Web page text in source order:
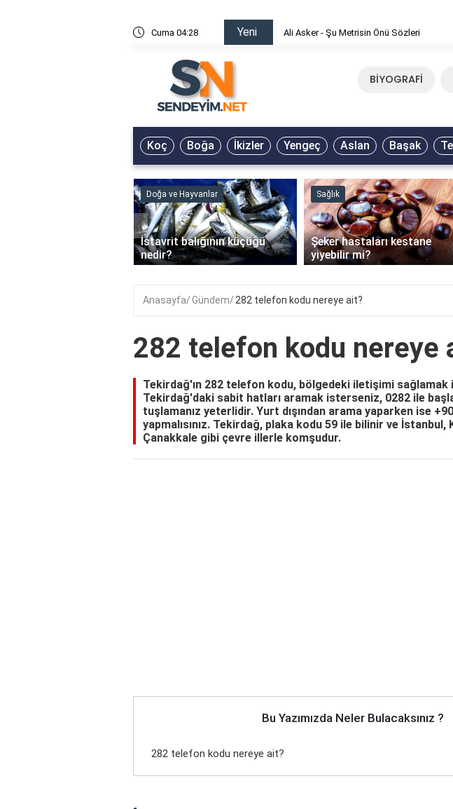
Cuma 04:28 Yeni Ali Asker - Şu Metrisin Önü Sözleri
BİYOGRAFİ
Koç Boğa İkizler Yengeç Aslan Başak
Doğa ve Hayvanlar
İstavrit balığının küçüğü
nedir?
Sağlık
Şeker hastaları kestane
yiyebilir mi?
‹
Anasayfa Gündem 282 telefon kodu nereye ait?
282 telefon kodu nereye
Tekirdağ'ın 282 telefon kodu, bölgedeki iletişimi sağlamak
Tekirdağ'daki sabit hatları aramak isterseniz, 0282 ile
tuşlamanız yeterlidir. Yurt dışından arama yaparken ise
yapmalısınız. Tekirdağ, plaka kodu 59 ile bilinir ve İstanbul,
Çanakkale gibi çevre illerle komşudur.
Bu Yazımızda Neler Bulacaksınız ?
282 telefon kodu nereye ait?